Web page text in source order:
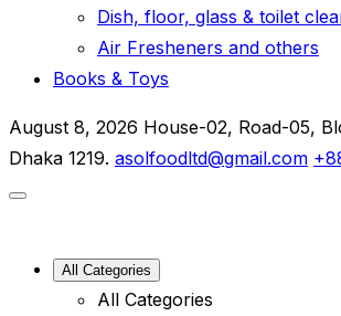
Dish, floor, glass & toilet
Air Fresheners and others
Books & Toys
August 8, 2026 House-02, Road-05,
Dhaka 1219. asolfoodltd@gmail.com
All Categories
All Categories